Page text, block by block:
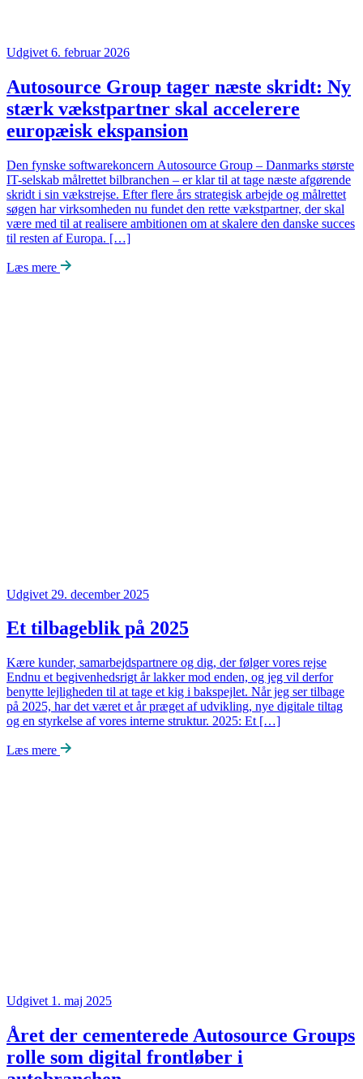
Udgivet 6. februar 2026
Autosource Group tager næste skridt: Ny
stærk vækstpartner skal accelerere
europæisk ekspansion
Den fynske softwarekoncern Autosource Group – Danmarks største
IT-selskab målrettet bilbranchen – er klar til at tage næste afgørende
skridt i sin vækstrejse. Efter flere års strategisk arbejde og målrettet
søgen har virksomheden nu fundet den rette vækstpartner, der skal
være med til at realisere ambitionen om at skalere den danske succes
til resten af Europa. […]
Læs mere
Udgivet 29. december 2025
Et tilbageblik på 2025
Kære kunder, samarbejdspartnere og dig, der følger vores rejse
Endnu et begivenhedsrigt år lakker mod enden, og jeg vil derfor
benytte lejligheden til at tage et kig i bakspejlet. Når jeg ser tilbage
på 2025, har det været et år præget af udvikling, nye digitale tiltag
og en styrkelse af vores interne struktur. 2025: Et […]
Læs mere
Udgivet 1. maj 2025
Året der cementerede Autosource Groups
rolle som digital frontløber i